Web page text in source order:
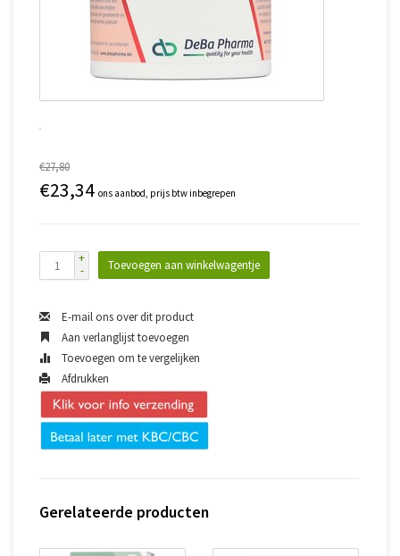
€27,80
€23,34 ons aanbod, prijs btw inbegrepen
+
-
Toevoegen aan winkelwagentje
E-mail ons over dit product
Aan verlanglijst toevoegen
Toevoegen om te vergelijken
Afdrukken
Gerelateerde producten